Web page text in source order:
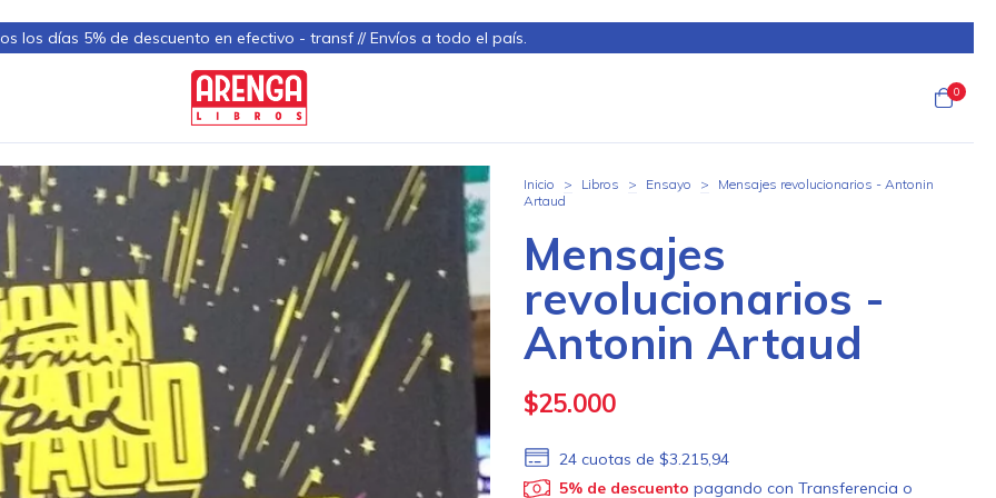
los días 5% de descuento en efectivo - transf // Envíos a todo el país.
0
Inicio > Libros > Ensayo >
Mensajes revolucionarios - Antonin
Artaud
Mensajes
revolucionarios -
Antonin Artaud
$25.000
24 cuotas de $3.215,94
5% de descuento pagando con Transferencia o